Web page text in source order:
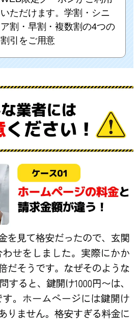
いただけます。学割・シニ
ア割・早割・複数割の4つの
割引をご用意